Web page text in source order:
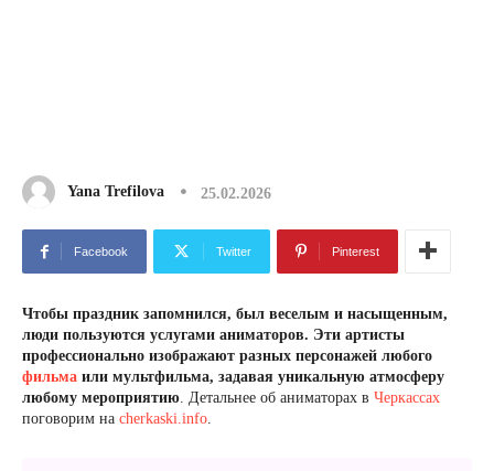
Yana Trefilova 25.02.2026
Facebook Twitter Pinterest
Чтобы праздник запомнился, был веселым и насыщенным,
люди пользуются услугами аниматоров. Эти артисты
профессионально изображают разных персонажей любого
фильма или мультфильма, задавая уникальную атмосферу
любому мероприятию. Детальнее об аниматорах в Черкассах
поговорим на cherkaski.info.